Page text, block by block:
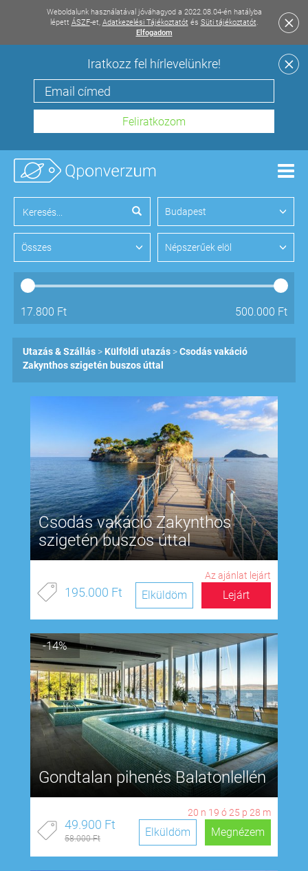
Weboldalunk használatával jóváhagyod a 2022.08.04-én hatályba
lépett ÁSZF-et, Adatkezelési Tájékoztatót és Süti tájékoztatót.
Elfogadom
Iratkozz fel hírlevelünkre!
Budapest
Összes Népszerűek elöl
17.800 Ft 500.000 Ft
Utazás & Szállás Külföldi utazás
Csodás vakáció
Zakynthos szigetén buszos úttal
Csodás vakáció Zakynthos
szigetén buszos úttal
Az ajánlat lejárt
195.000 Ft Lejárt
Elküldöm
-14%
Gondtalan pihenés Balatonlellén
20 n 19 ó 25 p 27 m
49.900 Ft
58.000 Ft Megnézem
Elküldöm